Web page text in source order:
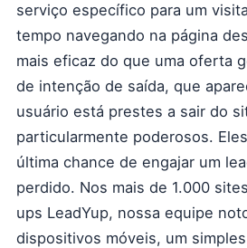
serviço específico para um
tempo navegando na página
mais eficaz do que uma oferta
de intenção de saída, que
usuário está prestes a sair do
particularmente poderosos.
última chance de engajar um
perdido. Nos mais de 1.000
ups LeadYup, nossa equipe
dispositivos móveis, um